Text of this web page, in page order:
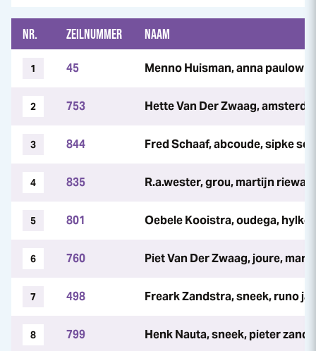
NR. ZEILNUMMER NAAM
1 45 Menno Huisman, anna
2 753 Hette Van Der Zwaag,
3 844 Fred Schaaf, abcoude, sipke
4 835 R.a.wester, grou, martijn
5 801 Oebele Kooistra, oudega, hylke
6 760 Piet Van Der Zwaag, joure,
7 498 Freark Zandstra, sneek, runo
8 799 Henk Nauta, sneek, pieter